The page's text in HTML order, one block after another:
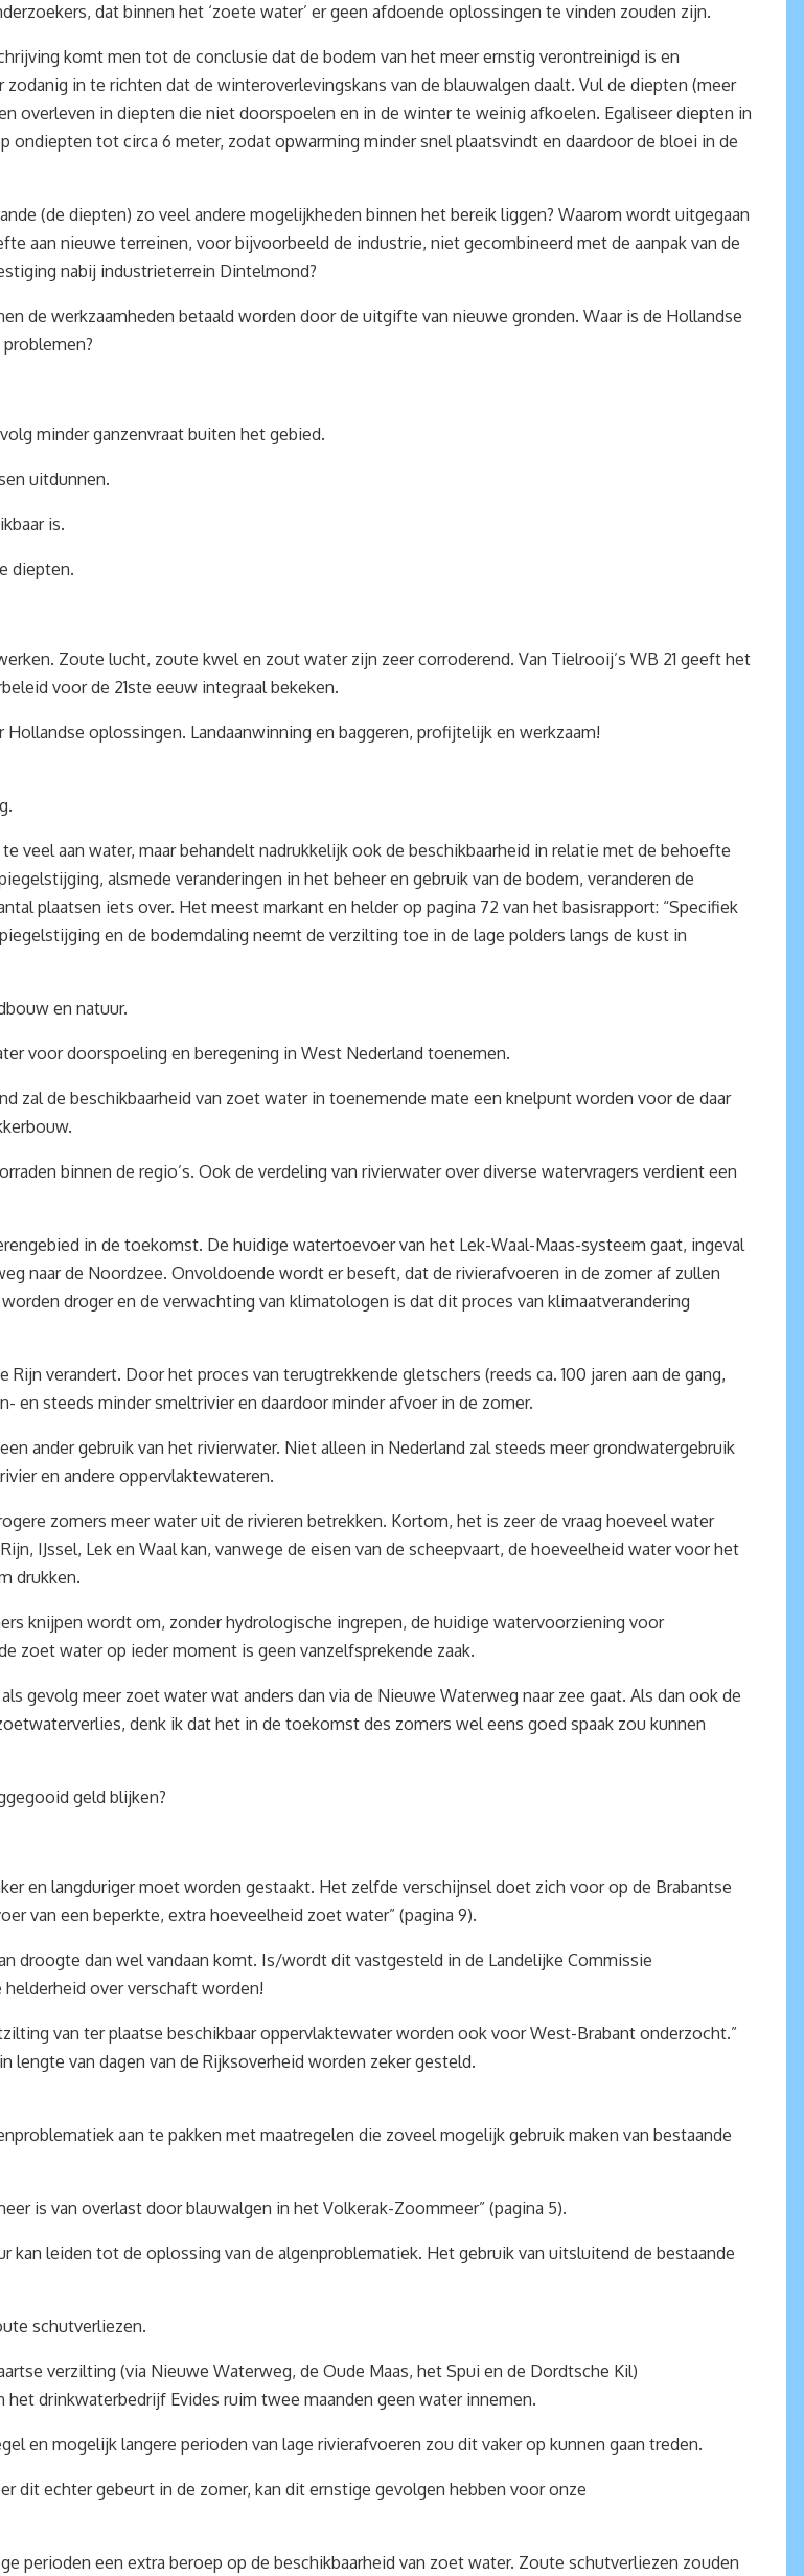
dat binnen het ‘zoete water’ er geen afdoende oplossingen te vinden zouden zijn.
komt men tot de conclusie dat de bodem van het meer ernstig verontreinigd is en
in te richten dat de winteroverlevingskans van de blauwalgen daalt. Vul de diepten (meer
overleven in diepten die niet doorspoelen en in de winter te weinig afkoelen. Egaliseer diepten in
tot circa 6 meter, zodat opwarming minder snel plaatsvindt en daardoor de bloei in de
(de diepten) zo veel andere mogelijkheden binnen het bereik liggen? Waarom wordt uitgegaan
aan nieuwe terreinen, voor bijvoorbeeld de industrie, niet gecombineerd met de aanpak van de
nabij industrieterrein Dintelmond?
de werkzaamheden betaald worden door de uitgifte van nieuwe gronden. Waar is de Hollandse
minder ganzenvraat buiten het gebied.
uitdunnen.
is.
diepten.
Zoute lucht, zoute kwel en zout water zijn zeer corroderend. Van Tielrooij’s WB 21 geeft het
voor de 21ste eeuw integraal bekeken.
oplossingen. Landaanwinning en baggeren, profijtelijk en werkzaam!
veel aan water, maar behandelt nadrukkelijk ook de beschikbaarheid in relatie met de behoefte
alsmede veranderingen in het beheer en gebruik van de bodem, veranderen de
plaatsen iets over. Het meest markant en helder op pagina 72 van het basisrapport: “Specifiek
en de bodemdaling neemt de verzilting toe in de lage polders langs de kust in
en natuur.
voor doorspoeling en beregening in West Nederland toenemen.
zal de beschikbaarheid van zoet water in toenemende mate een knelpunt worden voor de daar
binnen de regio’s. Ook de verdeling van rivierwater over diverse watervragers verdient een
in de toekomst. De huidige watertoevoer van het Lek-Waal-Maas-systeem gaat, ingeval
naar de Noordzee. Onvoldoende wordt er beseft, dat de rivierafvoeren in de zomer af zullen
droger en de verwachting van klimatologen is dat dit proces van klimaatverandering
verandert. Door het proces van terugtrekkende gletschers (reeds ca. 100 jaren aan de gang,
en steeds minder smeltrivier en daardoor minder afvoer in de zomer.
ander gebruik van het rivierwater. Niet alleen in Nederland zal steeds meer grondwatergebruik
en andere oppervlaktewateren.
zomers meer water uit de rivieren betrekken. Kortom, het is zeer de vraag hoeveel water
IJssel, Lek en Waal kan, vanwege de eisen van de scheepvaart, de hoeveelheid water voor het
drukken.
knijpen wordt om, zonder hydrologische ingrepen, de huidige watervoorziening voor
zoet water op ieder moment is geen vanzelfsprekende zaak.
gevolg meer zoet water wat anders dan via de Nieuwe Waterweg naar zee gaat. Als dan ook de
denk ik dat het in de toekomst des zomers wel eens goed spaak zou kunnen
geld blijken?
en langduriger moet worden gestaakt. Het zelfde verschijnsel doet zich voor op de Brabantse
van een beperkte, extra hoeveelheid zoet water” (pagina 9).
droogte dan wel vandaan komt. Is/wordt dit vastgesteld in de Landelijke Commissie
over verschaft worden!
van ter plaatse beschikbaar oppervlaktewater worden ook voor West-Brabant onderzocht.”
lengte van dagen van de Rijksoverheid worden zeker gesteld.
aan te pakken met maatregelen die zoveel mogelijk gebruik maken van bestaande
is van overlast door blauwalgen in het Volkerak-Zoommeer” (pagina 5).
kan leiden tot de oplossing van de algenproblematiek. Het gebruik van uitsluitend de bestaande
schutverliezen.
verzilting (via Nieuwe Waterweg, de Oude Maas, het Spui en de Dordtsche Kil)
drinkwaterbedrijf Evides ruim twee maanden geen water innemen.
en mogelijk langere perioden van lage rivierafvoeren zou dit vaker op kunnen gaan treden.
dit echter gebeurt in de zomer, kan dit ernstige gevolgen hebben voor onze
perioden een extra beroep op de beschikbaarheid van zoet water. Zoute schutverliezen zouden